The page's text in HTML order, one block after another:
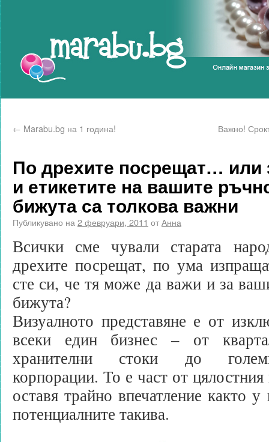
← Marabu.bg на 1 година! Важно!
По дрехите посрещат… или
и етикетите на вашите
бижута са толкова важни
Публикувано на 2 февруари, 2011 отАнна
Всички сме чували старата
дрехите посрещат, по ума
сте си, че тя може да важи и за
бижута?
Визуалното представяне е от
всеки един бизнес – от
хранителни стоки до
корпорации. То е част от
оставя трайно впечатление както
потенциалните такива.